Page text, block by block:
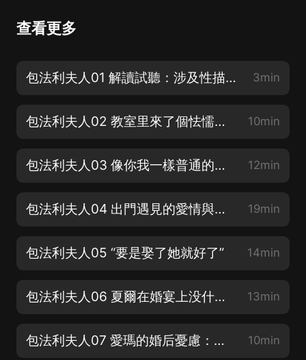
查看更多
包法利夫人01 解讀試聽：涉及性描寫的小說要一棒子打死嗎？ 3min
包法利夫人02 教室里來了個怯懦的新同學 10min
包法利夫人03 像你我一樣普通的夏爾·包法利 12min
包法利夫人04 出門遇見的愛情與死亡事件 19min
包法利夫人05 “要是娶了她就好了” 14min
包法利夫人06 夏爾在婚宴上没什麼上佳表現 13min
包法利夫人07 愛瑪的婚后憂慮：結婚等於幸福嗎？ 10min